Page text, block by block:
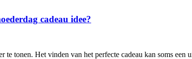
cadeau idee?
tonen. Het vinden van het perfecte cadeau kan soms een